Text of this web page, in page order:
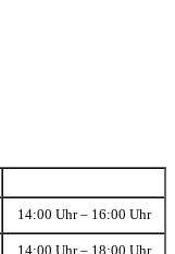
14:00 Uhr – 16:00 Uhr